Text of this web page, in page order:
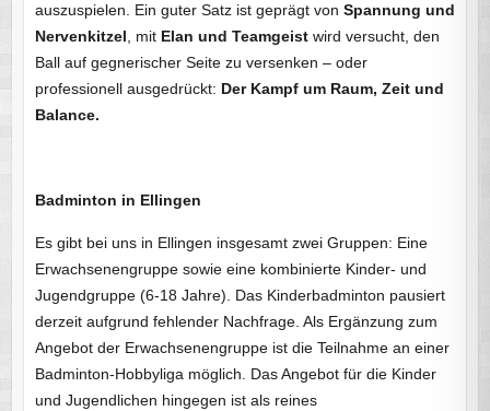
auszuspielen. Ein guter Satz ist geprägt von Spannung und
Nervenkitzel , mit Elan und Teamgeistwird versucht, den
Ball auf gegnerischer Seite zu versenken – oder
professionell ausgedrückt: Der Kampf um Raum, Zeit und
Balance.
Badminton in Ellingen
Es gibt bei uns in Ellingen insgesamt zwei Gruppen: Eine
Erwachsenengruppe sowie eine kombinierte Kinder- und
Jugendgruppe (6-18 Jahre). Das Kinderbadminton pausiert
derzeit aufgrund fehlender Nachfrage. Als Ergänzung zum
Angebot der Erwachsenengruppe ist die Teilnahme an einer
Badminton-Hobbyliga möglich. Das Angebot für die Kinder
und Jugendlichen hingegen ist als reines